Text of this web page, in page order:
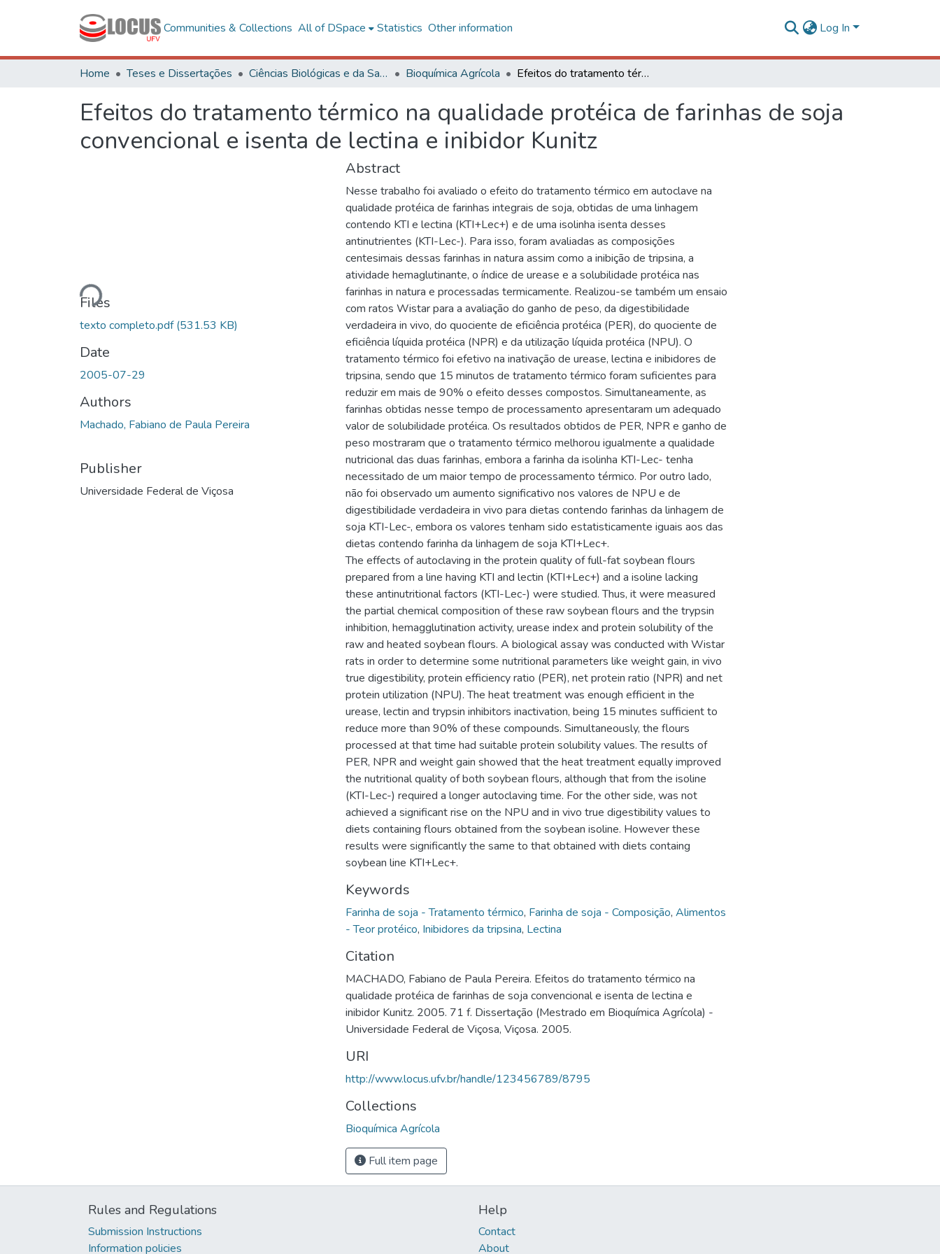
Communities & Collections All of DSpace Statistics Other information Log In
Home Teses e Dissertações Ciências Biológicas e da Saúde Bioquímica Agrícola Efeitos do tratamento térmico na qualidade protéica de farinhas de soja convencional e isenta de lectina e inibidor Kunitz
Efeitos do tratamento térmico na qualidade protéica de farinhas de soja
convencional e isenta de lectina e inibidor Kunitz
Loading...
Files
texto completo.pdf(531.53 KB)
Date
2005-07-29
Authors
Machado, Fabiano de Paula Pereira
Publisher
Universidade Federal de Viçosa
Abstract
Nesse trabalho foi avaliado o efeito do tratamento térmico em autoclave na
qualidade protéica de farinhas integrais de soja, obtidas de uma linhagem
contendo KTI e lectina (KTI+Lec+) e de uma isolinha isenta desses
antinutrientes (KTI-Lec-). Para isso, foram avaliadas as composições
centesimais dessas farinhas in natura assim como a inibição de tripsina, a
atividade hemaglutinante, o índice de urease e a solubilidade protéica nas
farinhas in natura e processadas termicamente. Realizou-se também um ensaio
com ratos Wistar para a avaliação do ganho de peso, da digestibilidade
verdadeira in vivo, do quociente de eficiência protéica (PER), do quociente de
eficiência líquida protéica (NPR) e da utilização líquida protéica (NPU). O
tratamento térmico foi efetivo na inativação de urease, lectina e inibidores de
tripsina, sendo que 15 minutos de tratamento térmico foram suficientes para
reduzir em mais de 90% o efeito desses compostos. Simultaneamente, as
farinhas obtidas nesse tempo de processamento apresentaram um adequado
valor de solubilidade protéica. Os resultados obtidos de PER, NPR e ganho de
peso mostraram que o tratamento térmico melhorou igualmente a qualidade
nutricional das duas farinhas, embora a farinha da isolinha KTI-Lec- tenha
necessitado de um maior tempo de processamento térmico. Por outro lado,
não foi observado um aumento significativo nos valores de NPU e de
digestibilidade verdadeira in vivo para dietas contendo farinhas da linhagem de
soja KTI-Lec-, embora os valores tenham sido estatisticamente iguais aos das
dietas contendo farinha da linhagem de soja KTI+Lec+.
The effects of autoclaving in the protein quality of full-fat soybean flours
prepared from a line having KTI and lectin (KTI+Lec+) and a isoline lacking
these antinutritional factors (KTI-Lec-) were studied. Thus, it were measured
the partial chemical composition of these raw soybean flours and the trypsin
inhibition, hemagglutination activity, urease index and protein solubility of the
raw and heated soybean flours. A biological assay was conducted with Wistar
rats in order to determine some nutritional parameters like weight gain, in vivo
true digestibility, protein efficiency ratio (PER), net protein ratio (NPR) and net
protein utilization (NPU). The heat treatment was enough efficient in the
urease, lectin and trypsin inhibitors inactivation, being 15 minutes sufficient to
reduce more than 90% of these compounds. Simultaneously, the flours
processed at that time had suitable protein solubility values. The results of
PER, NPR and weight gain showed that the heat treatment equally improved
the nutritional quality of both soybean flours, although that from the isoline
(KTI-Lec-) required a longer autoclaving time. For the other side, was not
achieved a significant rise on the NPU and in vivo true digestibility values to
diets containing flours obtained from the soybean isoline. However these
results were significantly the same to that obtained with diets containg
soybean line KTI+Lec+.
Keywords
Farinha de soja - Tratamento térmico, Farinha de soja - Composição, Alimentos
- Teor protéico, Inibidores da tripsina, Lectina
Citation
MACHADO, Fabiano de Paula Pereira. Efeitos do tratamento térmico na
qualidade protéica de farinhas de soja convencional e isenta de lectina e
inibidor Kunitz. 2005. 71 f. Dissertação (Mestrado em Bioquímica Agrícola) -
Universidade Federal de Viçosa, Viçosa. 2005.
URI
http://www.locus.ufv.br/handle/123456789/8795
Collections
Bioquímica Agrícola
Full item page
Rules and Regulations
Submission Instructions
Information policies
Help
Contact
About